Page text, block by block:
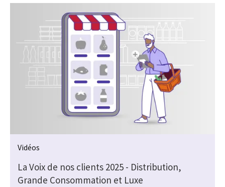
Vidéos
La Voix de nos clients 2025 - Distribution,
Grande Consommation et Luxe